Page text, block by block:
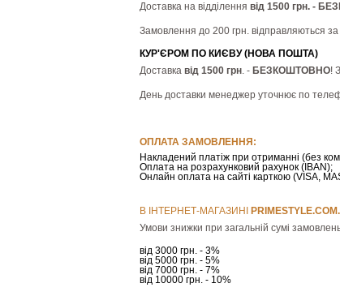
Доставка на відділення від 1500 грн. -
Замовлення до 200 грн. відправляються
КУР'ЄРОМ ПО КИЄВУ (НОВА ПОШТА)
Доставка від 1500 грн. - БЕЗКОШТОВНО!
День доставки менеджер уточнює по
ОПЛАТА ЗАМОВЛЕННЯ:
Накладений платіж при отриманні (без
Оплата на розрахунковий рахунок (IBAN);
Онлайн оплата на сайті карткою (VISA,
В ІНТЕРНЕТ-МАГАЗИНІ
Умови знижки при загальній сумі
від 3000 грн. - 3%
від 5000 грн. - 5%
від 7000 грн. - 7%
від 10000 грн. - 10%